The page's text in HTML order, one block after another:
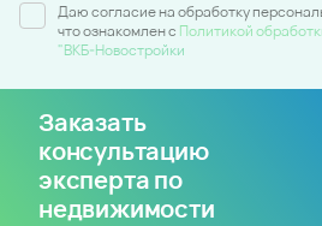
Даю согласие на обработку
что ознакомлен c Политикой
"ВКБ-Новостройки
Заказать
консультацию
эксперта по
недвижимости